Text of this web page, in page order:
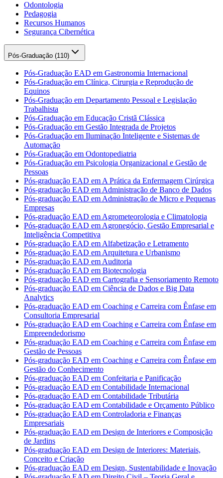
Odontologia
Pedagogia
Recursos Humanos
Segurança Cibernética
Pós-Graduação (110)
Pós-Graduação EAD em Gastronomia Internacional
Pós-Graduação em Clínica, Cirurgia e Reprodução de
Equinos
Pós-Graduação em Departamento Pessoal e Legislação
Trabalhista
Pós-Graduação em Educação Cristã Clássica
Pós-Graduação em Gestão Integrada de Projetos
Pós-Graduação em Iluminação Inteligente e Sistemas de
Automação
Pós-Graduação em Odontopediatria
Pós-Graduação em Psicologia Organizacional e Gestão de
Pessoas
Pós-graduação EAD em A Prática da Enfermagem Cirúrgica
Pós-graduação EAD em Administração de Banco de Dados
Pós-graduação EAD em Administração de Micro e Pequenas
Empresas
Pós-graduação EAD em Agrometeorologia e Climatologia
Pós-graduação EAD em Agronegócio, Gestão Empresarial e
Inteligência Competitiva
Pós-graduação EAD em Alfabetização e Letramento
Pós-graduação EAD em Arquitetura e Urbanismo
Pós-graduação EAD em Auditoria
Pós-graduação EAD em Biotecnologia
Pós-graduação EAD em Cartografia e Sensoriamento Remoto
Pós-graduação EAD em Ciência de Dados e Big Data
Analytics
Pós-graduação EAD em Coaching e Carreira com Ênfase em
Consultoria Empresarial
Pós-graduação EAD em Coaching e Carreira com Ênfase em
Empreendedorismo
Pós-graduação EAD em Coaching e Carreira com Ênfase em
Gestão de Pessoas
Pós-graduação EAD em Coaching e Carreira com Ênfase em
Gestão do Conhecimento
Pós-graduação EAD em Confeitaria e Panificação
Pós-graduação EAD em Contabilidade Internacional
Pós-graduação EAD em Contabilidade Tributária
Pós-graduação EAD em Contabilidade e Orçamento Público
Pós-graduação EAD em Controladoria e Finanças
Empresariais
Pós-graduação EAD em Design de Interiores e Composição
de Jardins
Pós-graduação EAD em Design de Interiores: Materiais,
Conceito e Criação
Pós-graduação EAD em Design, Sustentabilidade e Inovação